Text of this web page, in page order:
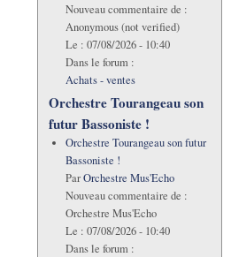
Nouveau commentaire de :
Anonymous (not verified)
Le : 07/08/2026 - 10:40
Dans le forum :
Achats - ventes
Orchestre Tourangeau son
futur Bassoniste !
Orchestre Tourangeau son futur
Bassoniste !
ParOrchestre Mus'Echo
Nouveau commentaire de :
Orchestre Mus'Echo
Le : 07/08/2026 - 10:40
Dans le forum :